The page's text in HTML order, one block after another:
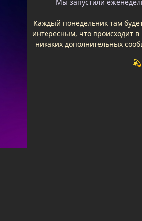
Мы запустили
Каждый понедельник там
интересным, что происходит в
никаких дополнительных